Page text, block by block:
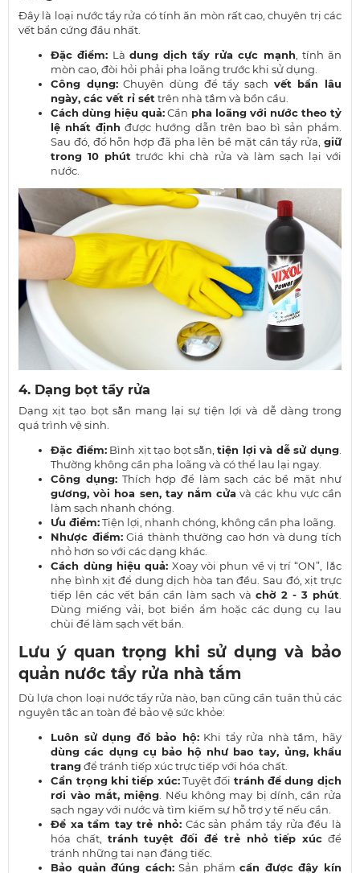
Đây là loại nước tẩy rửa có tính ăn mòn rất cao, chuyên trị các
vết bẩn cứng đầu nhất.
Đặc điểm: Là dung dịch tẩy rửa cực mạnh , tính ăn
mòn cao, đòi hỏi phải pha loãng trước khi sử dụng.
Công dụng:Chuyên dùng để tẩy sạch vết bẩn lâu
ngày, các vết rỉ sét trên nhà tắm và bồn cầu.
Cách dùng hiệu quả:Cần pha loãng với nước theo tỷ
lệ nhất định được hướng dẫn trên bao bì sản phẩm.
Sau đó, đổ hỗn hợp đã pha lên bề mặt cần tẩy rửa, giữ
trong 10 phút trước khi chà rửa và làm sạch lại với
nước.
4. Dạng bọt tẩy rửa
Dạng xịt tạo bọt sẵn mang lại sự tiện lợi và dễ dàng trong
quá trình vệ sinh.
Đặc điểm:Bình xịt tạo bọt sẵn,tiện lợi và dễ sử dụng.
Thường không cần pha loãng và có thể lau lại ngay.
Công dụng:Thích hợp để làm sạch các bề mặt như
gương, vòi hoa sen, tay nắm cửa và các khu vực cần
làm sạch nhanh chóng.
Ưu điểm:Tiện lợi, nhanh chóng, không cần pha loãng.
Nhược điểm:Giá thành thường cao hơn và dung tích
nhỏ hơn so với các dạng khác.
Cách dùng hiệu quả: Xoay vòi phun về vị trí “ON”, lắc
nhẹ bình xịt để dung dịch hòa tan đều. Sau đó, xịt trực
tiếp lên các vết bẩn cần làm sạch và chờ 2 - 3 phút.
Dùng miếng vải, bọt biển ẩm hoặc các dụng cụ lau
chùi để làm sạch vết bẩn.
Lưu ý quan trọng khi sử dụng và bảo
quản nước tẩy rửa nhà tắm
Dù lựa chọn loại nước tẩy rửa nào, bạn cũng cần tuân thủ các
nguyên tắc an toàn để bảo vệ sức khỏe:
Luôn sử dụng đồ bảo hộ:Khi tẩy rửa nhà tắm, hãy
dùng các dụng cụ bảo hộ như bao tay, ủng, khẩu
trangđể tránh tiếp xúc trực tiếp với hóa chất.
Cẩn trọng khi tiếp xúc:Tuyệt đối tránh để dung dịch
rơi vào mắt, miệng . Nếu không may bị dính, cần rửa
sạch ngay với nước và tìm kiếm sự hỗ trợ y tế nếu cần.
Để xa tầm tay trẻ nhỏ:Các sản phẩm tẩy rửa đều là
hóa chất, tránh tuyệt đối để trẻ nhỏ tiếp xúc để
tránh những tai nạn đáng tiếc.
Bảo quản đúng cách:Sản phẩmcần được đậy kín